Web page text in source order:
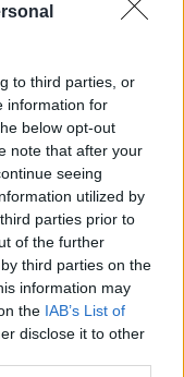
to third parties, or
information for
below opt-out
note that after your
seeing
utilized by
parties prior to
of the further
third parties on the
information may
the IAB’s List of
disclose it to other
OLAFAQ